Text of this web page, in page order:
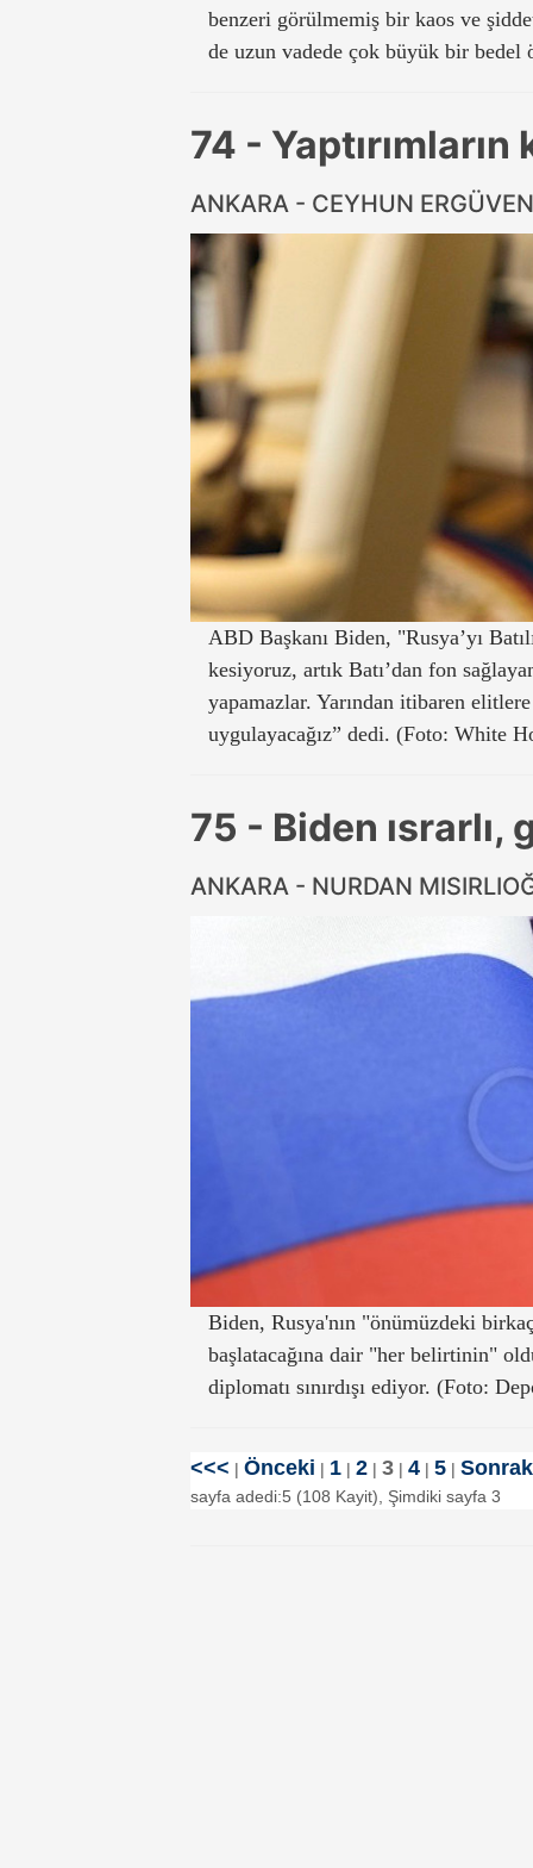
benzeri görülmemiş bir kaos ve
de uzun vadede çok büyük bir bedel
74 - Yaptırımların
ANKARA - CEYHUN
ABD Başkanı Biden, "Rusya’yı
kesiyoruz, artık Batı’dan fon
yapamazlar. Yarından itibaren
uygulayacağız” dedi. (Foto: White
75 - Biden
ANKARA - NURDAN
Biden, Rusya'nın "önümüzdeki
başlatacağına dair "her belirtinin"
diplomatı sınırdışı ediyor. (Foto:
<<< | Önceki | 1 | 2 | 3 | 4 | 5 |
sayfa adedi:5 (108 Kayit), Şimdiki sayfa 3